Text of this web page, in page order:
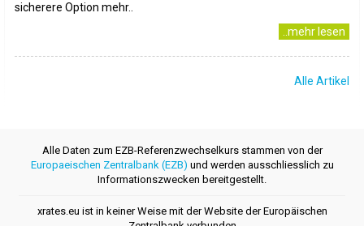
sicherere Option mehr..
..mehr lesen
Alle Artikel
Alle Daten zum EZB-Referenzwechselkurs stammen von der
Europaeischen Zentralbank (EZB) und werden ausschliesslich zu
Informationszwecken bereitgestellt.
xrates.eu ist in keiner Weise mit der Website der Europäischen